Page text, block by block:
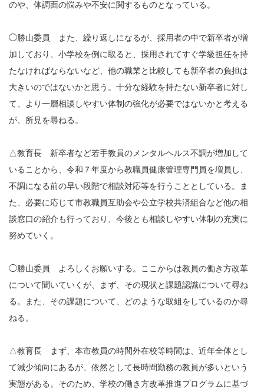
のや、体調面の悩みや不安に関するものとなっている。
◯勝山委員 また、繰り返しになるが、採用者の中で新卒者が増
加しており、小学校を例に取ると、採用されてすぐ学級担任を持
たなければならないなど、他の職業と比較しても新卒者の負担は
大きいのではないかと思う。十分な経験を持たない新卒者に対し
て、より一層相談しやすい体制の強化が必要ではないかと考える
が、所見を尋ねる。
△教育長 新卒者など若手教員のメンタルヘルス不調が増加して
いることから、令和７年度から教職員健康管理専門員を増員し、
不調になる前の早い段階で相談対応等を行うこととしている。ま
た、必要に応じて市教職員互助会や公立学校共済組合など他の相
談窓口の紹介も行っており、今後とも相談しやすい体制の充実に
努めていく。
◯勝山委員 よろしくお願いする。ここからは教員の働き方改革
について聞いていくが、まず、その現状と課題認識について尋ね
る。また、その課題について、どのような取組をしているのか尋
ねる。
△教育長 まず、本市教員の時間外在校等時間は、近年全体とし
て減少傾向にあるが、依然として長時間勤務の教員が多いという
実態がある。そのため、学校の働き方改革推進プログラムに基づ